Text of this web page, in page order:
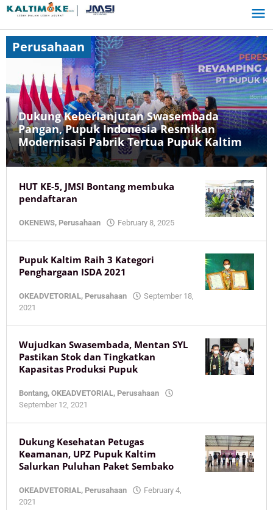
Skip
content
Dukung Keberlanjutan Swasembada
Pangan, Pupuk Indonesia Resmikan
Modernisasi Pabrik Tertua Pupuk Kaltim
Perusahaan
by
KaltimOke
Perusahaan
HUT KE-5, JMSI Bontang membuka
pendaftaran
OKENEWS, Perusahaan February 8, 2025
Pupuk Kaltim Raih 3 Kategori
Penghargaan ISDA 2021
OKEADVETORIAL, Perusahaan
September 18,
2021
Wujudkan Swasembada, Mentan SYL
Pastikan Stok dan Tingkatkan
Kapasitas Produksi Pupuk
Bontang, OKEADVETORIAL, Perusahaan
September 12, 2021
Dukung Kesehatan Petugas
Keamanan, UPZ Pupuk Kaltim
Salurkan Puluhan Paket Sembako
OKEADVETORIAL, Perusahaan
February 4,
2021